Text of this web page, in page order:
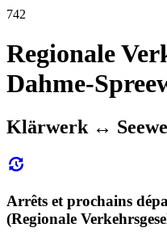
742
Regionale
Dahme-
Klärwerk ↔︎
Arrêts et prochains
(Regionale